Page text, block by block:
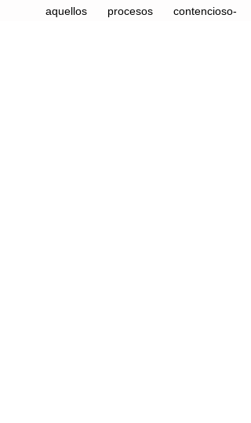
aquellos procesos contencioso-